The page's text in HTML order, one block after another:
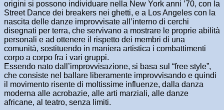
origini si possono individuare nella New York anni ’70, con la
Street Dance dei breakers nei ghetti, e a Los Angeles con la
nascita delle danze improvvisate all’interno di cerchi
disegnati per terra, che servivano a mostrare le proprie abilità
personali e ad ottenere il rispetto dei membri di una
comunità, sostituendo in maniera artistica i combattimenti
corpo a corpo fra i vari gruppi.
Essendo nato dall’improvvisazione, si basa sul “free style”,
che consiste nel ballare liberamente improvvisando e quindi
il movimento risente di moltissime influenze, dalla danza
moderna alle acrobazie, alle arti marziali, alle danze
africane, al teatro, senza limiti.